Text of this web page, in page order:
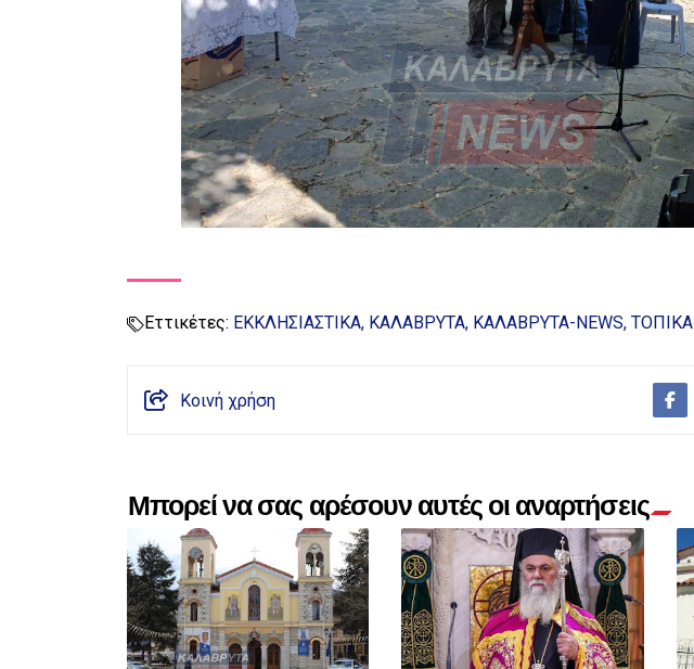
Εττικέτες: ΕΚΚΛΗΣΙΑΣΤΙΚΑ ΚΑΛΑΒΡΥΤΑ ΚΑΛΑΒΡΥΤΑ-NEWS ΤΟΠΙΚΑ
Κοινή χρήση
Μπορεί να σας αρέσουν αυτές οι αναρτήσεις